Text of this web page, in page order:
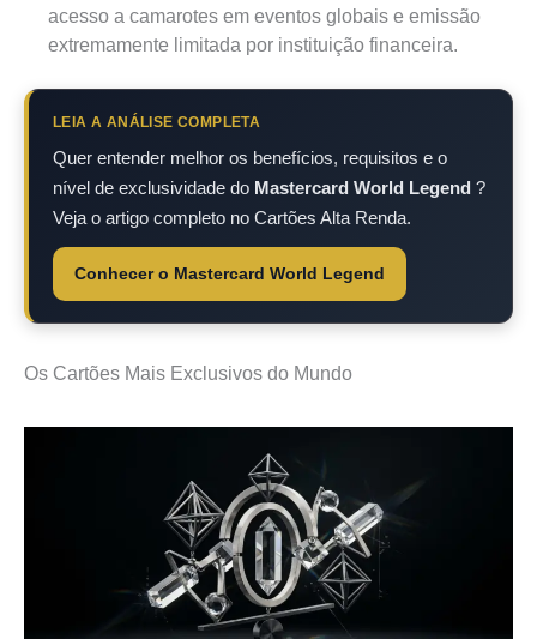
acesso a camarotes em eventos globais e emissão
extremamente limitada por instituição financeira.
LEIA A ANÁLISE COMPLETA
Quer entender melhor os benefícios, requisitos e o
nível de exclusividade do Mastercard World Legend ?
Veja o artigo completo no Cartões Alta Renda.
Conhecer o Mastercard World Legend
Os Cartões Mais Exclusivos do Mundo